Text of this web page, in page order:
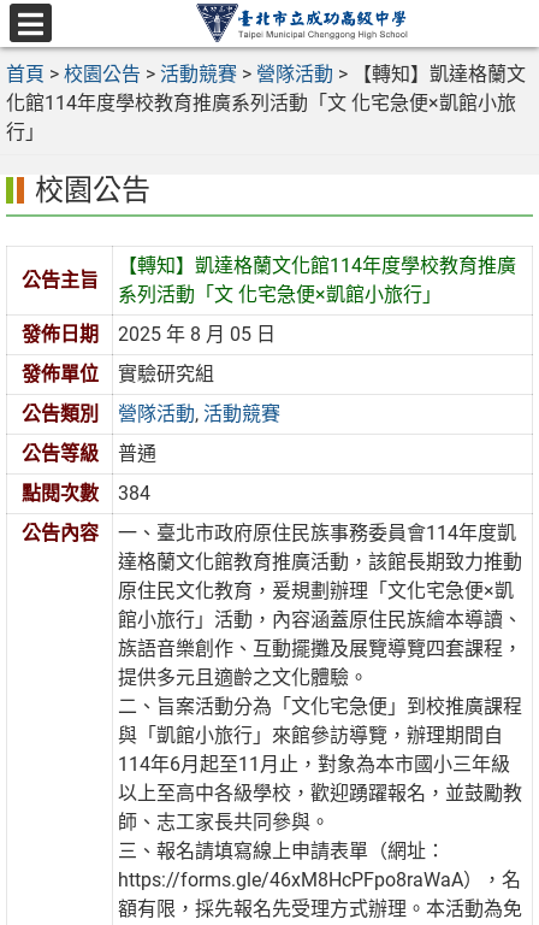
跳
至
主
要
內
選
單
首頁 > 校園公告 > 活動競賽 > 營隊活動 >
【轉知】凱達格蘭文
化館114年度學校教育推廣系列活動「文 化宅急便×凱館小旅
行」
校園公告
公告主旨
【轉知】凱達格蘭文化館114年度學校教育推廣
系列活動「文 化宅急便×凱館小旅行」
發佈日期
2025 年 8 月 05 日
發佈單位
實驗研究組
公告類別
營隊活動,活動競賽
公告等級
普通
點閱次數
384
公告內容
一、臺北市政府原住民族事務委員會114年度凱
達格蘭文化館教育推廣活動，該館長期致力推動
原住民文化教育，爰規劃辦理「文化宅急便×凱
館小旅行」活動，內容涵蓋原住民族繪本導讀、
族語音樂創作、互動擺攤及展覽導覽四套課程，
提供多元且適齡之文化體驗。
二、旨案活動分為「文化宅急便」到校推廣課程
與「凱館小旅行」來館參訪導覽，辦理期間自
114年6月起至11月止，對象為本市國小三年級
以上至高中各級學校，歡迎踴躍報名，並鼓勵教
師、志工家長共同參與。
三、報名請填寫線上申請表單（網址：
https://forms.gle/46xM8HcPFpo8raWaA），名
額有限，採先報名先受理方式辦理。本活動為免